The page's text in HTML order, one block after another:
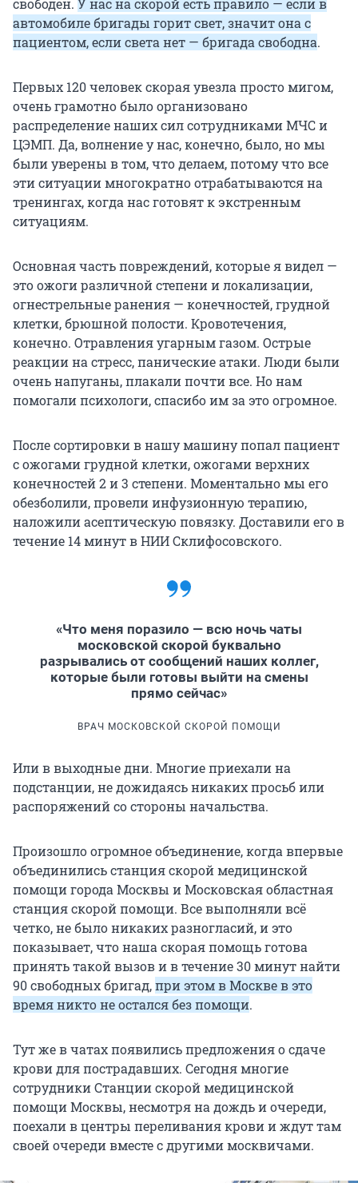
свободен. У нас на скорой есть правило — если в
автомобиле бригады горит свет, значит она с
пациентом, если света нет — бригада свободна.
Первых 120 человек скорая увезла просто мигом,
очень грамотно было организовано
распределение наших сил сотрудниками МЧС и
ЦЭМП. Да, волнение у нас, конечно, было, но мы
были уверены в том, что делаем, потому что все
эти ситуации многократно отрабатываются на
тренингах, когда нас готовят к экстренным
ситуациям.
Основная часть повреждений, которые я видел —
это ожоги различной степени и локализации,
огнестрельные ранения — конечностей, грудной
клетки, брюшной полости. Кровотечения,
конечно. Отравления угарным газом. Острые
реакции на стресс, панические атаки. Люди были
очень напуганы, плакали почти все. Но нам
помогали психологи, спасибо им за это огромное.
После сортировки в нашу машину попал пациент
с ожогами грудной клетки, ожогами верхних
конечностей 2 и 3 степени. Моментально мы его
обезболили, провели инфузионную терапию,
наложили асептическую повязку. Доставили его в
течение 14 минут в НИИ Склифосовского.
«Что меня поразило — всю ночь чаты
московской скорой буквально
разрывались от сообщений наших коллег,
которые были готовы выйти на смены
прямо сейчас»
ВРАЧ МОСКОВСКОЙ СКОРОЙ ПОМОЩИ
Или в выходные дни. Многие приехали на
подстанции, не дожидаясь никаких просьб или
распоряжений со стороны начальства.
Произошло огромное объединение, когда впервые
объединились станция скорой медицинской
помощи города Москвы и Московская областная
станция скорой помощи. Все выполняли всё
четко, не было никаких разногласий, и это
показывает, что наша скорая помощь готова
принять такой вызов и в течение 30 минут найти
90 свободных бригад,при этом в Москве в это
время никто не остался без помощи.
Тут же в чатах появились предложения о сдаче
крови для пострадавших. Сегодня многие
сотрудники Станции скорой медицинской
помощи Москвы, несмотря на дождь и очереди,
поехали в центры переливания крови и ждут там
своей очереди вместе с другими москвичами.